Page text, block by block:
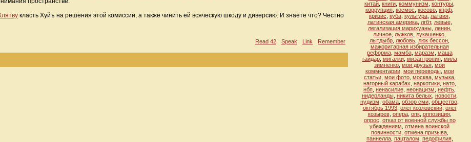
класть Хуйъ на решения этой комиссии, а также чинить ей всяческую шкоду и диверсию. И знаете что? Честно
Read 42 Speak Link Remember
китай книги коммунизм контуры
коррупция космос косово кпрф
кризис куба культура латвия
латинская америка, лгбт, левые,
легализация марихуаны, ленин,
личное лужков лукашенко
лытдыбр любовь люк бессон
мажоритарная избирательная
реформа, мамба, маразм маша
гайдар, мигалки, мизантропия, мила
зимненко мои друзья мои
комментарии, мои переводы, мои
статьи, мои фото, москва, музыка,
нагорный карабах наркотики, нато,
нбп ненасилие неонацизм нефть
нидерланды, никита белых новости,
нудизм обама обзор сми общество
октябрь 1993, олег козловский, олег
козырев, опера, опк, оппозиция,
опрос отказ от военной службы по
убеждениям отмена воинской
повинности, отмена призыва,
паннелла, пацталом педофилия,